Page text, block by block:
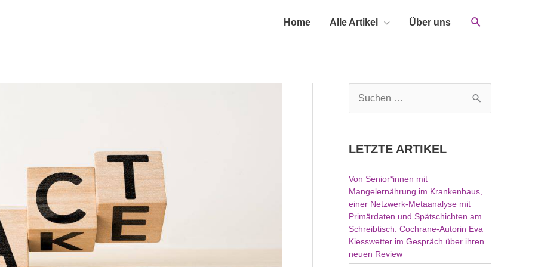
Home Alle Artikel Über uns
u
e
n
c
h
:
LETZTE ARTIKEL
Von Senior*innen mit
Mangelernährung im Krankenhaus,
einer Netzwerk-Metaanalyse mit
Primärdaten und Spätschichten am
Schreibtisch: Cochrane-Autorin Eva
Kiesswetter im Gespräch über ihren
neuen Review